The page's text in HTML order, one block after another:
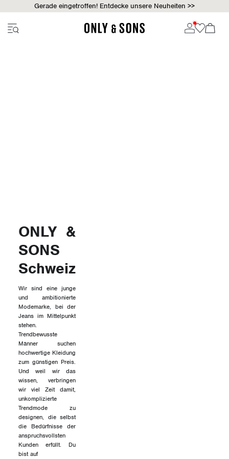
Gerade eingetroffen! Entdecke unsere Neuheiten >>
ONLY &
SONS
Schweiz
Wir sind eine junge
und ambitionierte
Modemarke, bei der
Jeans im Mittelpunkt
stehen.
Trendbewusste
Männer suchen
hochwertige Kleidung
zum günstigen Preis.
Und weil wir das
wissen, verbringen
wir viel Zeit damit,
unkomplizierte
Trendmode zu
designen, die selbst
die Bedürfnisse der
anspruchsvollsten
Kunden erfüllt. Du
bist auf